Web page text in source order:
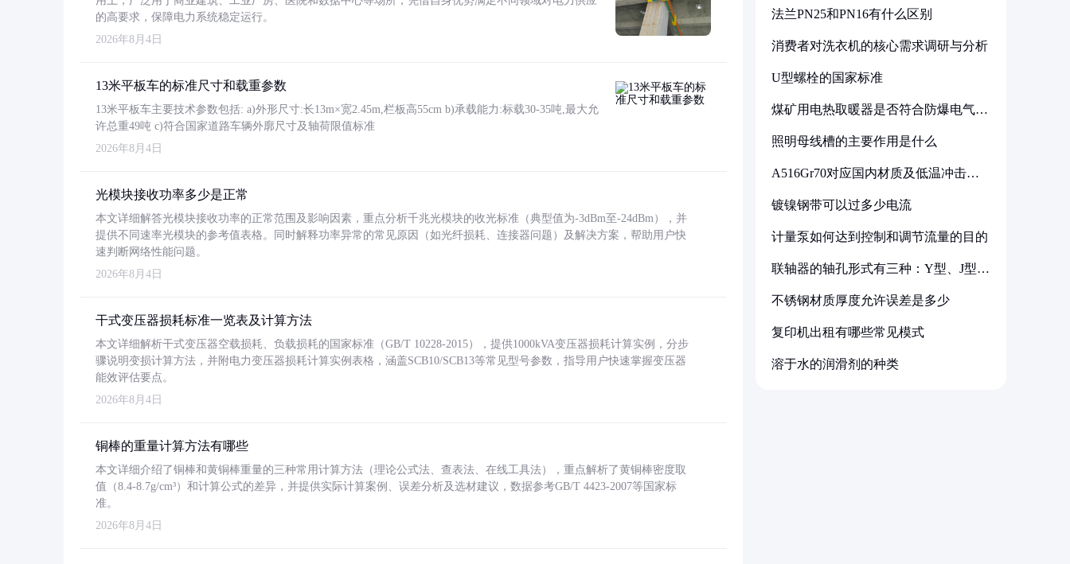
的高要求，保障电力系统稳定运行。
2026年8月4日
13米平板车的标准尺寸和载重参数
13米平板车主要技术参数包括: a)外形尺寸:长13m×宽2.45m,栏板高55cm b)承载能力:标载30-35吨,最大允
许总重49吨 c)符合国家道路车辆外廓尺寸及轴荷限值标准
2026年8月4日
光模块接收功率多少是正常
本文详细解答光模块接收功率的正常范围及影响因素，重点分析千兆光模块的收光标准（典型值为-3dBm至-24dBm），并
提供不同速率光模块的参考值表格。同时解释功率异常的常见原因（如光纤损耗、连接器问题）及解决方案，帮助用户快
速判断网络性能问题。
2026年8月4日
干式变压器损耗标准一览表及计算方法
本文详细解析干式变压器空载损耗、负载损耗的国家标准（GB/T 10228-2015），提供1000kVA变压器损耗计算实例，分步
骤说明变损计算方法，并附电力变压器损耗计算实例表格，涵盖SCB10/SCB13等常见型号参数，指导用户快速掌握变压器
能效评估要点。
2026年8月4日
铜棒的重量计算方法有哪些
本文详细介绍了铜棒和黄铜棒重量的三种常用计算方法（理论公式法、查表法、在线工具法），重点解析了黄铜棒密度取
值（8.4-8.7g/cm³）和计算公式的差异，并提供实际计算案例、误差分析及选材建议，数据参考GB/T 4423-2007等国家标
准。
2026年8月4日
法兰PN25和PN16有什么区别
消费者对洗衣机的核心需求调研与分析
U型螺栓的国家标准
煤矿用电热取暖器是否符合防爆电气设
照明母线槽的主要作用是什么
A516Gr70对应国内材质及低温冲击要
镀镍钢带可以过多少电流
计量泵如何达到控制和调节流量的目的
联轴器的轴孔形式有三种：Y型、J型、
不锈钢材质厚度允许误差是多少
复印机出租有哪些常见模式
溶于水的润滑剂的种类